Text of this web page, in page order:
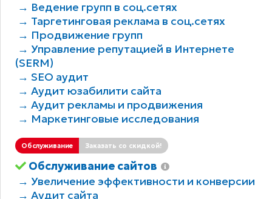
→ Ведение групп в соц.сетях
→ Таргетинговая реклама в соц.сетях
→ Продвижение групп
→ Управление репутацией в Интернете
(SERM)
→ SEO аудит
→ Аудит юзабилити сайта
→ Аудит рекламы и продвижения
→ Маркетинговые исследования
Обслуживание Заказать со скидкой!
Обслуживание сайтов
→ Увеличение эффективности и конверсии
→ Аудит сайта